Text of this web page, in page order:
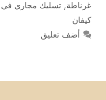
غرناطة, تسليك مجاري
كيفان
أضف تعليق